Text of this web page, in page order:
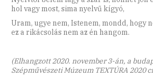
hol vagy most, sima nyelvű kígyó,
Uram, ugye nem, Istenem, mondd, hogy
ez a rikácsolás nem az én hangom.
(Elhangzott 2020. november 3-án, a
Szépművészeti Múzeum TEXTÚRA 2020